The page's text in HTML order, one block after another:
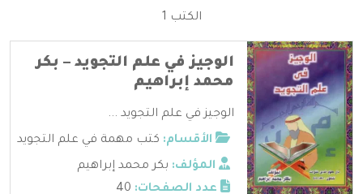
الكتب 1
الوجيز في علم التجويد – بكر
محمد إبراهيم
الوجيز في علم التجويد ...
الأقسام: كتب مهمة في علم التجويد
المؤلف: بكر محمد إبراهيم
عدد الصفحات: